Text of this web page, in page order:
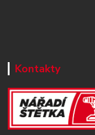
Kontakty